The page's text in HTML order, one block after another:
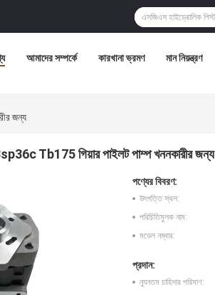
আমাদের সম্পর্কে কারখানা ভ্রমণ মান নিয়ন্ত্রণ
জন্য
Tb175 গিয়ার পাইলট পাম্প খননকারীর জন্য
পণ্যের বিবরণ:
উৎপত্তি স্থল:
পরিচিতিমুলক নাম:
মডেল নম্বার:
প্রদান:
ন্যূনতম চাহিদার পরিমাণ: